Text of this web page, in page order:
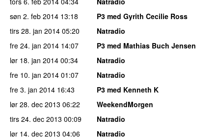
søn 2. feb 2014 13:18
P3 med Gyrith Cecilie Ross
tirs 28. jan 2014 05:20
Natradio
fre 24. jan 2014 14:07
P3 med Mathias Buch Jensen
lør 18. jan 2014 00:34
Natradio
fre 10. jan 2014 01:07
Natradio
fre 3. jan 2014 16:43
P3 med Kenneth K
lør 28. dec 2013 06:22
WeekendMorgen
tirs 24. dec 2013 00:09
Natradio
lør 14. dec 2013 04:06
Natradio